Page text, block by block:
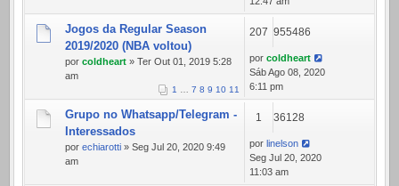
Jogos da Regular Season
2019/2020 (NBA voltou)
por coldheart » Ter Out 01, 2019 5:28
am
1 7 8 9 10 11
207 955486
por coldheart
Sáb Ago 08, 2020
6:11 pm
Grupo no Whatsapp/Telegram -
Interessados
por echiarotti » Seg Jul 20, 2020 9:49
am
1 36128
por linelson
Seg Jul 20, 2020
11:03 am